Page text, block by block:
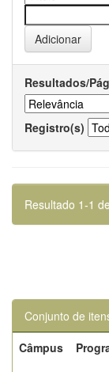
Resultados/
Registro(s)
Resultado 1-1
Conjunto de
Câmpus